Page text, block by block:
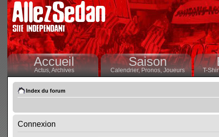
Accueil
Actus,Archives
Saison
Calendrier,Pronos, Joueurs T-
Index du forum
Connexion